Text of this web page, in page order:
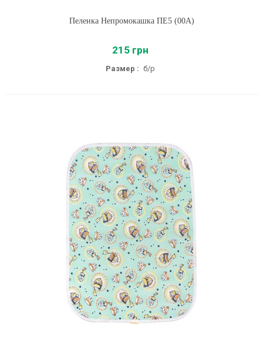
Пеленка Непромокашка ПЕ5 (00A)
215 грн
Размер : б/р